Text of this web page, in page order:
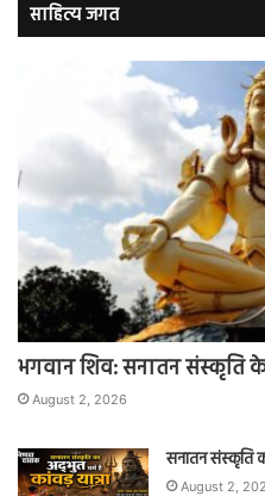
साहित्य जगत
भगवान शिव: सनातन संस्कृति
August 2, 2026
सनातन संस्कृति
August 2,